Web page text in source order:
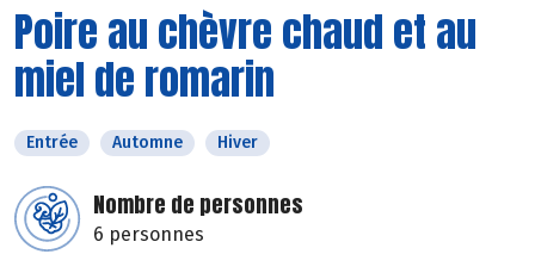
Poire au chèvre chaud et au
miel de romarin
Entrée Automne Hiver
Nombre de personnes
6 personnes